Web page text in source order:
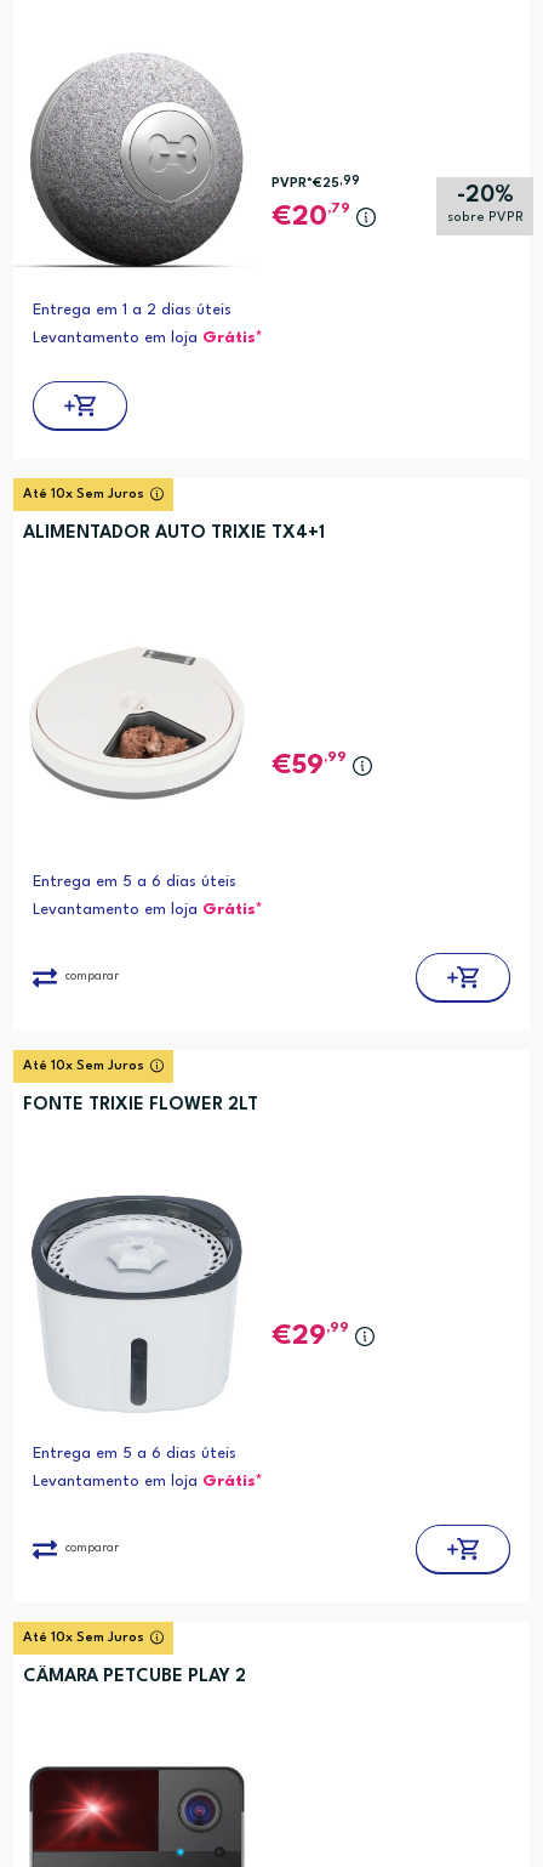
-20%
sobre PVPR
PVPR*€25,99
20,79
Entrega em 1 a 2 dias úteis
Levantamento em loja Grátis*
Até 10x Sem Juros
ALIMENTADOR AUTO TRIXIE TX4+1
59,99
Entrega em 5 a 6 dias úteis
Levantamento em loja Grátis*
comparar
Até 10x Sem Juros
FONTE TRIXIE FLOWER 2LT
29,99
Entrega em 5 a 6 dias úteis
Levantamento em loja Grátis*
comparar
Até 10x Sem Juros
CÂMARA PETCUBE PLAY 2